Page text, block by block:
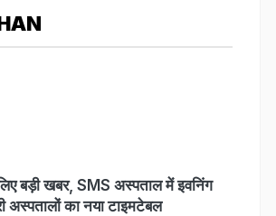
बड़ी खबर, SMS अस्पताल में इवनिंग
का नया टाइमटेबल